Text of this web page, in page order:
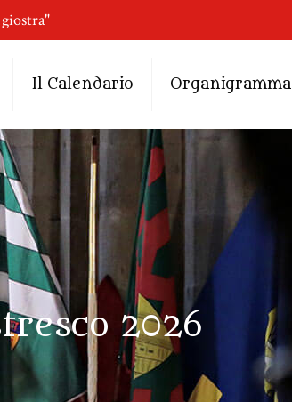
Il Calendario Organigramma
2026